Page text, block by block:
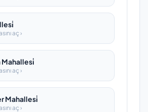
aç ›
Mahallesi̇
aç ›
Mahallesi̇
aç ›